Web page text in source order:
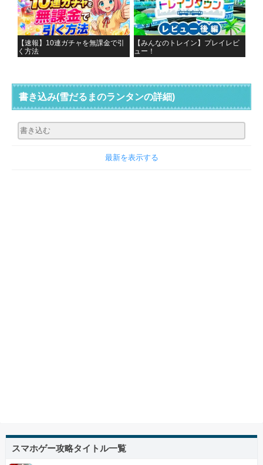
【速報】10連ガチャを無課金で引
く方法
【みんなのトレイン】プレイレビ
ュー！
書き込み(雪だるまのランタンの詳細)
最新を表示する
スマホゲー攻略タイトル一覧